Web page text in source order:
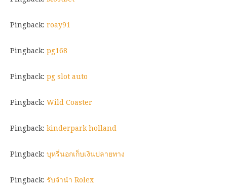
Pingback: roay91
Pingback: pg168
Pingback: pg slot auto
Pingback: Wild Coaster
Pingback: kinderpark holland
Pingback: บุหรี่นอกเก็บเงินปลายทาง
Pingback: รับจำนำ Rolex